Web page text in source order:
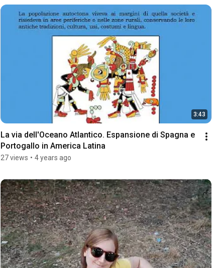
3:43
La via dell'Oceano Atlantico. Espansione di Spagna e
Portogallo in America Latina
27 views • 4 years ago